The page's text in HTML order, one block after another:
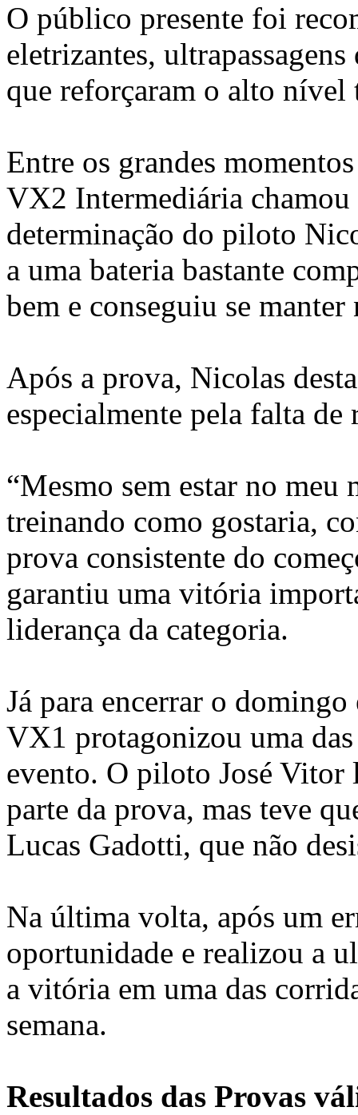
O público presente foi
eletrizantes,
que reforçaram o alto nível
Entre os grandes
VX2 Intermediária chamou
determinação do piloto
a uma bateria bastante
bem e conseguiu se
Após a prova, Nicolas
especialmente pela falta de
“Mesmo sem estar no
treinando como gostaria,
prova consistente do
garantiu uma vitória
liderança da categoria.
Já para encerrar o
VX1 protagonizou uma
evento. O piloto José Vitor
parte da prova, mas teve
Lucas Gadotti, que não
Na última volta, após um
oportunidade e realizou a
a vitória em uma das
semana.
Resultados das Provas